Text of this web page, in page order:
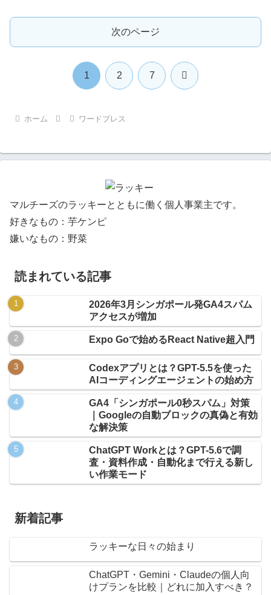
次のページ
1 2 7 次
ホーム ワードプレス
マルチーズのラッキーとともに働く個人事業主です。
好きなもの：芋ケンピ
嫌いなもの：野菜
読まれている記事
2026年3月シンガポール発GA4スパム
アクセスが増加
Expo Goで始めるReact Native超入門
Codexアプリとは？GPT-5.5を使った
AIコーディングエージェントの始め方
GA4「シンガポール0秒スパム」対策
｜Googleの自動ブロックの真偽と有効
な解決策
ChatGPT Workとは？GPT-5.6で調
査・資料作成・自動化まで行える新し
い作業モード
新着記事
ラッキーな日々の始まり
ChatGPT・Gemini・Claudeの個人向
けプランを比較｜どれに加入すべき？